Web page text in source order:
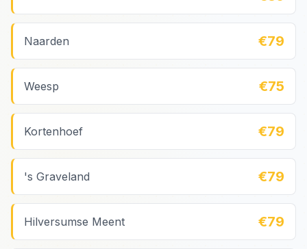
Naarden €79
Weesp €75
Kortenhoef €79
's Graveland €79
Hilversumse Meent €79